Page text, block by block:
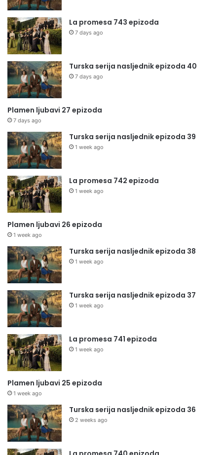
La promesa 743 epizoda
7 days ago
Turska serija nasljednik epizoda 40
7 days ago
Plamen ljubavi 27 epizoda
7 days ago
Turska serija nasljednik epizoda 39
1 week ago
La promesa 742 epizoda
1 week ago
Plamen ljubavi 26 epizoda
1 week ago
Turska serija nasljednik epizoda 38
1 week ago
Turska serija nasljednik epizoda 37
1 week ago
La promesa 741 epizoda
1 week ago
Plamen ljubavi 25 epizoda
1 week ago
Turska serija nasljednik epizoda 36
2 weeks ago